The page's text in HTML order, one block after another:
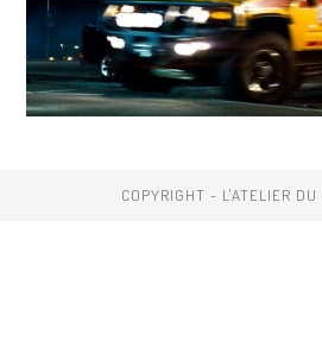
COPYRIGHT - L'ATELIER DU